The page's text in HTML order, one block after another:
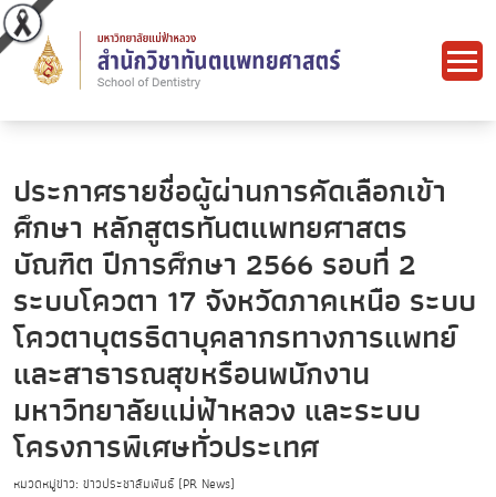
ประกาศรายชื่อผู้ผ่านการคัดเลือกเข้า
ศึกษา หลักสูตรทันตแพทยศาสตร
บัณฑิต ปีการศึกษา 2566 รอบที่ 2
ระบบโควตา 17 จังหวัดภาคเหนือ ระบบ
โควตาบุตรธิดาบุคลากรทางการแพทย์
และสาธารณสุขหรือนพนักงาน
มหาวิทยาลัยแม่ฟ้าหลวง และระบบ
โครงการพิเศษทั่วประเทศ
หมวดหมู่ข่าว: ข่าวประชาสัมพันธ์ (PR News)